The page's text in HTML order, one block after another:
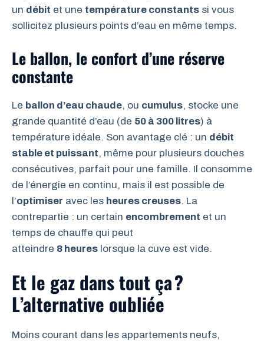
un débit et une température constants si vous
sollicitez plusieurs points d’eau en même temps.
Le ballon, le confort d’une réserve
constante
Le ballon d’eau chaude, ou cumulus, stocke une
grande quantité d’eau (de 50 à 300 litres) à
température idéale. Son avantage clé : un débit
stable et puissant, même pour plusieurs douches
consécutives, parfait pour une famille. Il consomme
de l’énergie en continu, mais il est possible de
l’optimiser avec les heures creuses. La
contrepartie : un certain encombrement et un
temps de chauffe qui peut
atteindre 8 heures lorsque la cuve est vide.
Et le gaz dans tout ça ?
L’alternative oubliée
Moins courant dans les appartements neufs,